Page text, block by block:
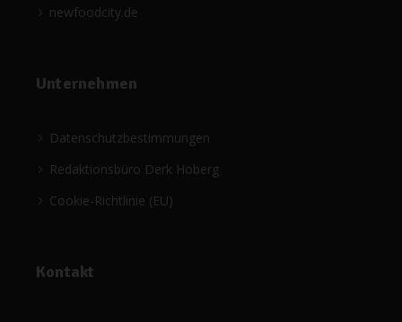
newfoodcity.de
Unternehmen
Datenschutzbestimmungen
Redaktionsbüro Derk Hoberg
Cookie-Richtlinie (EU)
Kontakt